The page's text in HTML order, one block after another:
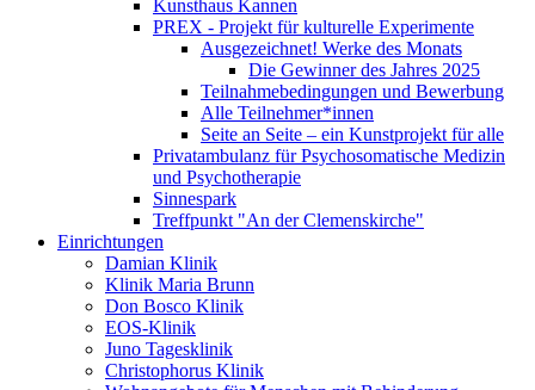
Kunsthaus Kannen
PREX - Projekt für kulturelle Experimente
Ausgezeichnet! Werke des Monats
Die Gewinner des Jahres 2025
Teilnahmebedingungen und Bewerbung
Alle Teilnehmer*innen
Seite an Seite – ein Kunstprojekt für alle
Privatambulanz für Psychosomatische Medizin
und Psychotherapie
Sinnespark
Treffpunkt "An der Clemenskirche"
Einrichtungen
Damian Klinik
Klinik Maria Brunn
Don Bosco Klinik
EOS-Klinik
Juno Tagesklinik
Christophorus Klinik